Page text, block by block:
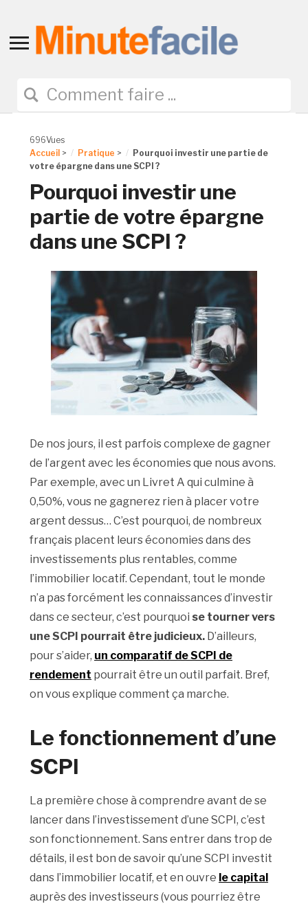
Toggle
navigation
696Vues
Accueil > Pratique >
Pourquoi investir une partie de
votre épargne dans une SCPI ?
Pourquoi investir une
partie de votre épargne
dans une SCPI ?
De nos jours, il est parfois complexe de gagner
de l’argent avec les économies que nous avons.
Par exemple, avec un Livret A qui culmine à
0,50%, vous ne gagnerez rien à placer votre
argent dessus… C’est pourquoi, de nombreux
français placent leurs économies dans des
investissements plus rentables, comme
l’immobilier locatif. Cependant, tout le monde
n’a pas forcément les connaissances d’investir
dans ce secteur, c’est pourquoi se tourner vers
une SCPI pourrait être judicieux. D’ailleurs,
pour s’aider, un comparatif de SCPI de
rendement pourrait être un outil parfait. Bref,
on vous explique comment ça marche.
Le fonctionnement d’une
SCPI
La première chose à comprendre avant de se
lancer dans l’investissement d’une SCPI, c’est
son fonctionnement. Sans entrer dans trop de
détails, il est bon de savoir qu’une SCPI investit
dans l’immobilier locatif, et en ouvre le capital
auprès des investisseurs (vous pourriez être